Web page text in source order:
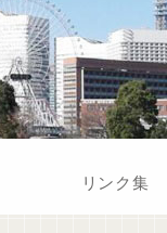
リンク集